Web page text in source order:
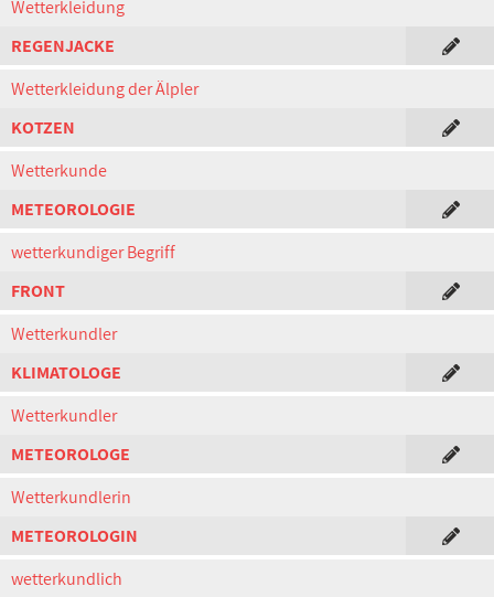
Wetterkleidung
REGENJACKE
Wetterkleidung der Älpler
KOTZEN
Wetterkunde
METEOROLOGIE
wetterkundiger Begriff
FRONT
Wetterkundler
KLIMATOLOGE
Wetterkundler
METEOROLOGE
Wetterkundlerin
METEOROLOGIN
wetterkundlich